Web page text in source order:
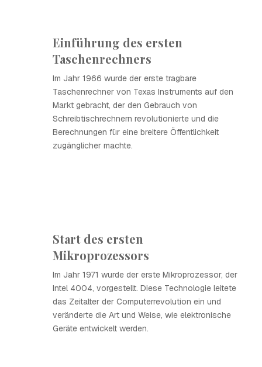
Einführung des ersten
Taschenrechners
Im Jahr 1966 wurde der erste tragbare
Taschenrechner von Texas Instruments auf den
Markt gebracht, der den Gebrauch von
Schreibtischrechnern revolutionierte und die
Berechnungen für eine breitere Öffentlichkeit
zugänglicher machte.
Start des ersten
Mikroprozessors
Im Jahr 1971 wurde der erste Mikroprozessor, der
Intel 4004, vorgestellt. Diese Technologie leitete
das Zeitalter der Computerrevolution ein und
veränderte die Art und Weise, wie elektronische
Geräte entwickelt werden.